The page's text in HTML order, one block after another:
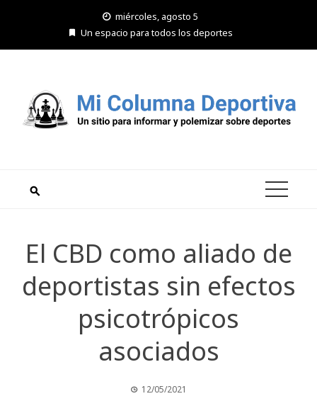
miércoles, agosto 5
Un espacio para todos los deportes
El CBD como aliado de
deportistas sin efectos
psicotrópicos
asociados
12/05/2021